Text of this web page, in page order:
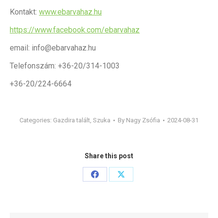
Kontakt: www.ebarvahaz.hu
https://www.facebook.com/ebarvahaz
email: info@ebarvahaz.hu
Telefonszám: +36-20/314-1003
+36-20/224-6664
Categories: Gazdira talált, Szuka By Nagy Zsófia 2024-08-31
Share this post
Share
Share